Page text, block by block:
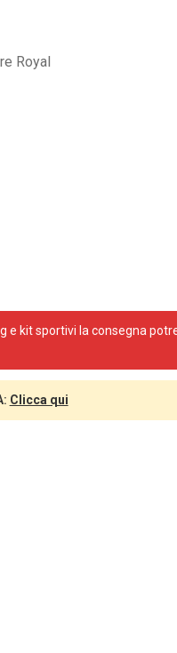
Royal
e kit sportivi la consegna
Clicca qui